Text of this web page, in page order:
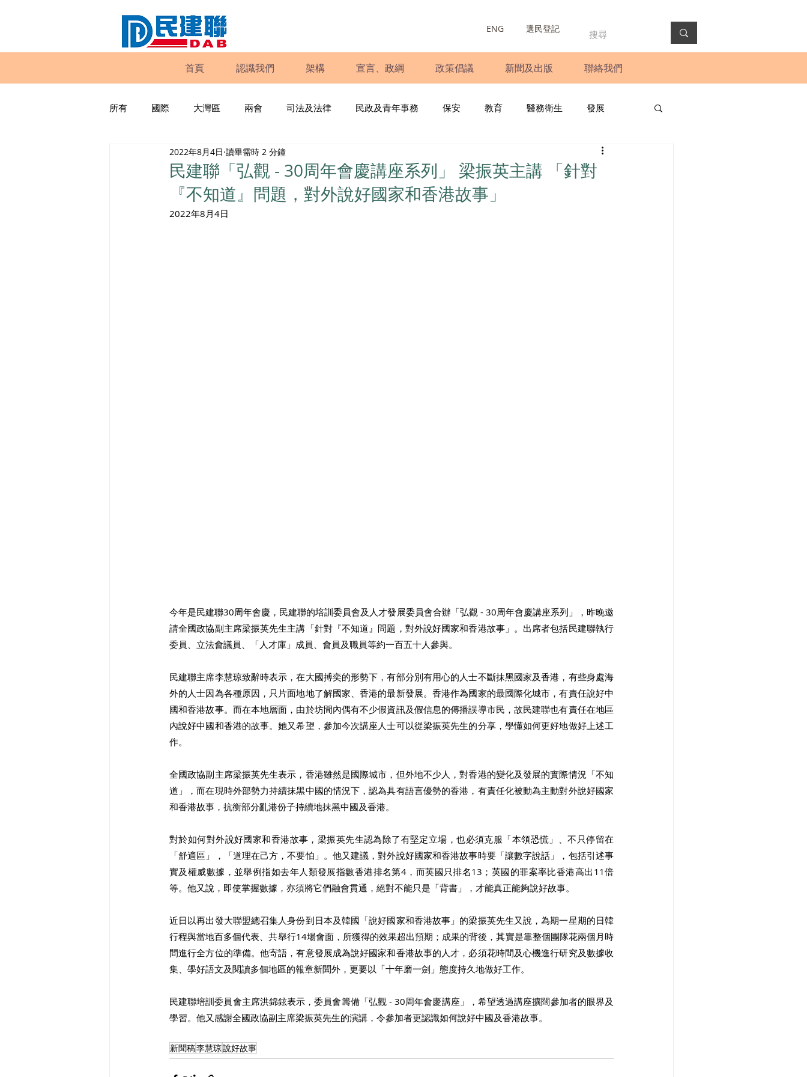
ENG 選民登記
首頁 認識我們 架構 宣言、政綱 政策倡議 新聞及出版 聯絡我們
所有 國際 大灣區 兩會 司法及法律 民政及青年事務 保安 教育 醫務衛生 發展
工商專業 家庭 圓桌會議
民建聯報告及建議書 調查 新冠肺炎 選舉 義工 民生
民建聯「弘觀 - 30周年會慶講座系列」 梁振英主講 「針對
『不知道』問題，對外說好國家和香港故事」
2022年8月4日 讀畢需時 2 分鐘
2022年8月4日
今年是民建聯30周年會慶，民建聯的培訓委員會及人才發展委員會合辦「弘觀 - 30周年會慶講座系列」，昨晚邀
請全國政協副主席梁振英先生主講「針對『不知道』問題，對外說好國家和香港故事」。出席者包括民建聯執行
委員、立法會議員、「人才庫」成員、會員及職員等約一百五十人參與。
民建聯主席李慧琼致辭時表示，在大國搏奕的形勢下，有部分別有用心的人士不斷抹黑國家及香港，有些身處海
外的人士因為各種原因，只片面地地了解國家、香港的最新發展。香港作為國家的最國際化城市，有責任說好中
國和香港故事。而在本地層面，由於坊間內偶有不少假資訊及假信息的傳播誤導市民，故民建聯也有責任在地區
內說好中國和香港的故事。她又希望，參加今次講座人士可以從梁振英先生的分享，學懂如何更好地做好上述工
作。
全國政協副主席梁振英先生表示，香港雖然是國際城市，但外地不少人，對香港的變化及發展的實際情況「不知
道」，而在現時外部勢力持續抹黑中國的情況下，認為具有語言優勢的香港，有責任化被動為主動對外說好國家
和香港故事，抗衡部分亂港份子持續地抹黑中國及香港。
對於如何對外說好國家和香港故事，梁振英先生認為除了有堅定立場，也必須克服「本領恐慌」、不只停留在
「舒適區」，「道理在己方，不要怕」。他又建議，對外說好國家和香港故事時要「讓數字說話」，包括引述事
實及權威數據，並舉例指如去年人類發展指數香港排名第4，而英國只排名13；英國的罪案率比香港高出11倍
等。他又說，即使掌握數據，亦須將它們融會貫通，絕對不能只是「背書」，才能真正能夠說好故事。
近日以再出發大聯盟總召集人身份到日本及韓國「說好國家和香港故事」的梁振英先生又說，為期一星期的日韓
行程與當地百多個代表、共舉行14場會面，所獲得的效果超出預期；成果的背後，其實是靠整個團隊花兩個月時
間進行全方位的準備。他寄語，有意發展成為說好國家和香港故事的人才，必須花時間及心機進行研究及數據收
集、學好語文及閱讀多個地區的報章新聞外，更要以「十年磨一劍」態度持久地做好工作。
民建聯培訓委員會主席洪錦鉉表示，委員會籌備「弘觀 - 30周年會慶講座」，希望透過講座擴闊參加者的眼界及
學習。他又感謝全國政協副主席梁振英先生的演講，令參加者更認識如何說好中國及香港故事。
新聞稿李慧琼說好故事